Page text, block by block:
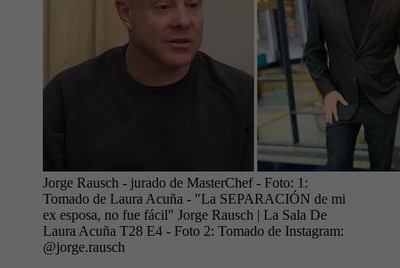
Jorge Rausch - jurado de MasterChef- Foto: 1:
Tomado de Laura Acuña - "La SEPARACIÓN de mi
ex esposa, no fue fácil" Jorge Rausch | La Sala De
Laura Acuña T28 E4 - Foto 2: Tomado de Instagram:
@jorge.rausch